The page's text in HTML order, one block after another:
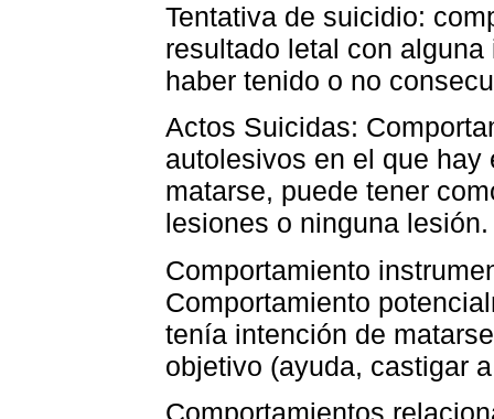
Tentativa de suicidio:
resultado letal con
haber tenido o no
Actos Suicidas:
autolesivos en el que
matarse, puede tener
lesiones o ninguna lesión.
Comportamiento
Comportamiento
tenía intención de
objetivo (ayuda, castigar
Comportamientos